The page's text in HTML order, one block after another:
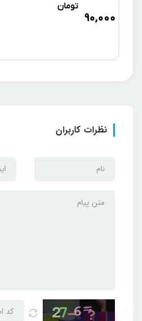
90,000
تومان
نظرات کاربران